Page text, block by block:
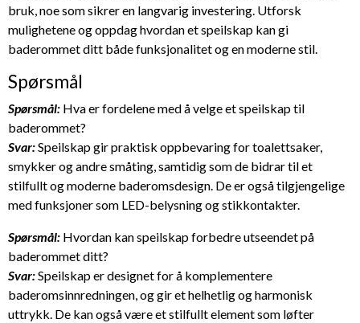
bruk, noe som sikrer en langvarig investering. Utforsk
mulighetene og oppdag hvordan et speilskap kan gi
baderommet ditt både funksjonalitet og en moderne stil.
Spørsmål
Spørsmål: Hva er fordelene med å velge et speilskap til
baderommet?
Svar:Speilskap gir praktisk oppbevaring for toalettsaker,
smykker og andre småting, samtidig som de bidrar til et
stilfullt og moderne baderomsdesign. De er også tilgjengelige
med funksjoner som LED-belysning og stikkontakter.
Spørsmål: Hvordan kan speilskap forbedre utseendet på
baderommet ditt?
Svar:Speilskap er designet for å komplementere
baderomsinnredningen, og gir et helhetlig og harmonisk
uttrykk. De kan også være et stilfullt element som løfter